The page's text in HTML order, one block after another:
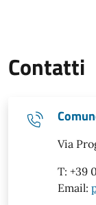
Contatti
Via
T: +39
Email: